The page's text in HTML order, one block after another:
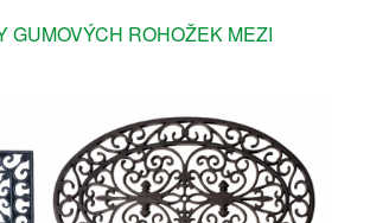
GUMOVÝCH ROHOŽEK MEZI